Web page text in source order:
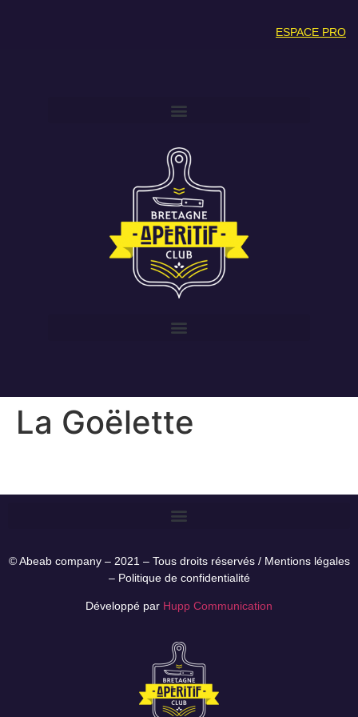
ESPACE PRO
La Goëlette
© Abeab company – 2021 – Tous droits réservés / Mentions légales
– Politique de confidentialité
Développé par Hupp Communication